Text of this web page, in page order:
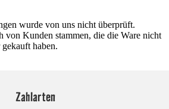
wurde von uns nicht überprüft.
von Kunden stammen, die die Ware nicht
haben.
Zahlarten